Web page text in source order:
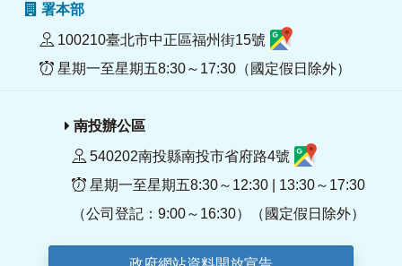
署本部
100210臺北市中正區福州街15號
星期一至星期五8:30～17:30（國定假日除外）
南投辦公區
540202南投縣南投市省府路4號
星期一至星期五8:30～12:30 | 13:30～17:30
（公司登記：9:00～16:30）（國定假日除外）